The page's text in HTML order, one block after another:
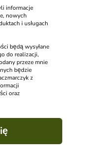
informacje
nowych
i usługach
będą wysyłane
do realizacji,
przeze mnie
będzie
z
oraz